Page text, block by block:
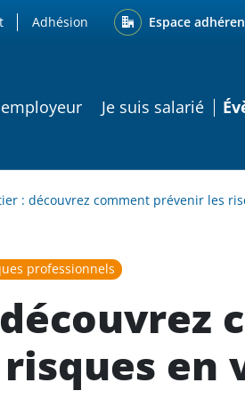
Adhésion Espace
employeur Je suis salarié
: découvrez comment prévenir les
professionnels
en